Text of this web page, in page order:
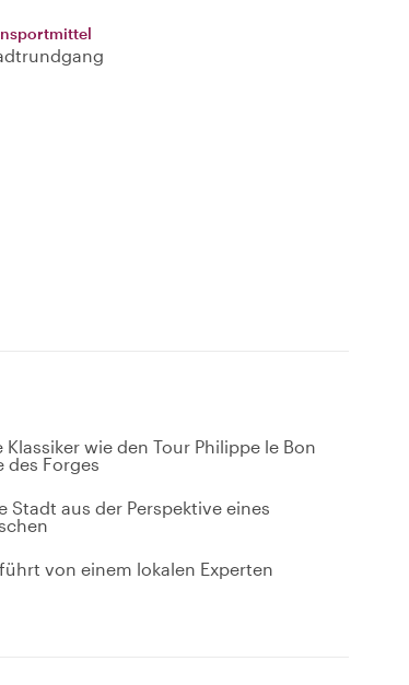
Klassiker wie den Tour Philippe le Bon
des Forges
Stadt aus der Perspektive eines
von einem lokalen Experten